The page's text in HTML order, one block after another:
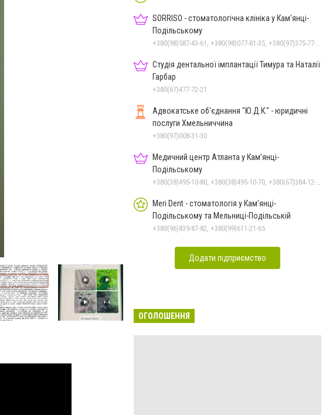
Зображення: СБУ
SORRISO - стоматологічна клініка у Кам'янці-
Подільському
+380(98)587-43-61, +380(98)077-81-35, +380(97)375-77-72, +380(97)982-31-07
Студія дентальної імплантації Тимура та Наталії
Гарбар
+380(67)477-72-21
Адвокатське об'єднання "Ю.Д.К." - юридичні
послуги Хмельниччина
+380(97)008-31-30
Медичний центр Атланта у Кам’янці-
Подільському
+380(38)495-10-80, +380(38)495-10-70, +380(67)384-12-07
Meri Dent - стоматологія у Кам’янці-
Подільському та Мельниці-Подільській
+380(96)839-87-82, +380(99)611-21-65
Додати підприємство
ОГОЛОШЕННЯ